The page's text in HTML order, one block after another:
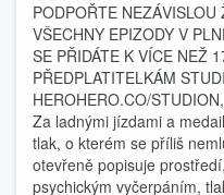
PODPOŘTE
VŠECHNY EPIZODY V
SE PŘIDÁTE K VÍCE NEŽ
PŘEDPLATITELKÁM
HEROHERO.CO/
Za ladnými jízdami a
tlak, o kterém se příliš
otevřeně popisuje
psychickým vyčerpáním,